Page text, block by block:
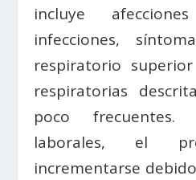
incluye
infecciones,
respiratorio
respiratorias
poco frecuentes.
laborales, el
incrementarse